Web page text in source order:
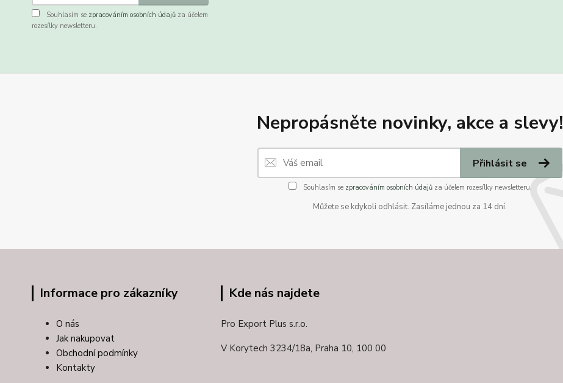
Souhlasím se zpracováním osobních údajů za účelem
rozesílky newsletteru.
Nepropásněte novinky, akce a slevy!
Přihlásit se
Souhlasím se zpracováním osobních údajůza účelem rozesílky newsletteru.
Můžete se kdykoli odhlásit. Zasíláme jednou za 14 dní.
Informace pro zákazníky
O nás
Jak nakupovat
Obchodní podmínky
Kontakty
Kde nás najdete
Pro Export Plus s.r.o.
V Korytech 3234/18a, Praha 10, 100 00